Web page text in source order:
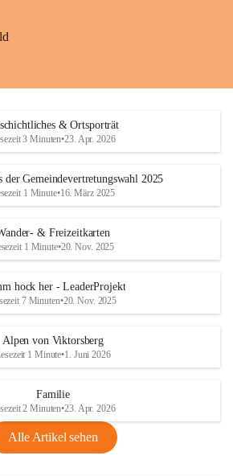
& Ortsporträt
3 Minuten•23. Apr. 2026
der Gemeindevertretungswahl 2025
1 Minute•16. März 2025
& Freizeitkarten
1 Minute•20. Nov. 2025
hock her - LeaderProjekt
7 Minuten•20. Nov. 2025
Alpen von Viktorsberg
1 Minute•1. Juni 2026
Familie
2 Minuten•23. Apr. 2026
Alle Artikel sehen